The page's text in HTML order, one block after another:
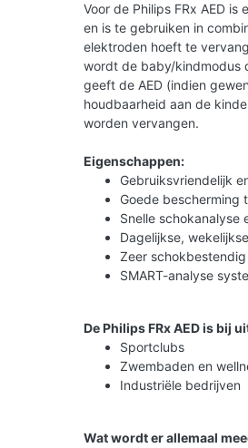
Voor de Philips FRx AED
en is te gebruiken in
elektroden hoeft te
wordt de baby/kindmodus
geeft de AED (indien
houdbaarheid aan de
worden vervangen.
Eigenschappen:
Gebruiksvriendelijk
Goede bescherming
Snelle schokanalyse
Dagelijkse,
Zeer schokbestendig
SMART-analyse
De Philips FRx AED is bij
Sportclubs
Zwembaden en
Industriële bedrijven
Wat wordt er allemaal